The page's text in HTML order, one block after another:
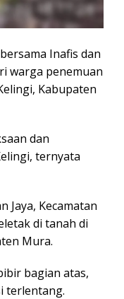
Inafis dan
warga penemuan
Kabupaten
dan
ternyata
Jaya, Kecamatan
di tanah di
Mura.
bagian atas,
terlentang.